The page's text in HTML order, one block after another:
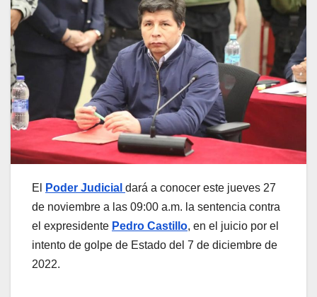
El Poder Judicial dará a conocer este jueves 27
de noviembre a las 09:00 a.m. la sentencia contra
el expresidente Pedro Castillo, en el juicio por el
intento de golpe de Estado del 7 de diciembre de
2022.